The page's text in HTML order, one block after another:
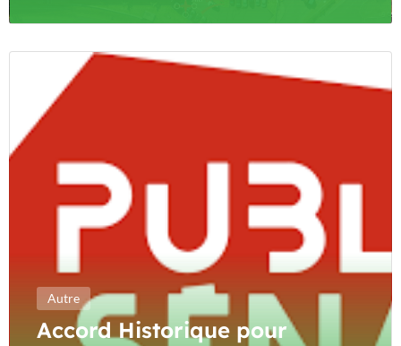
Autre
Accord Historique pour